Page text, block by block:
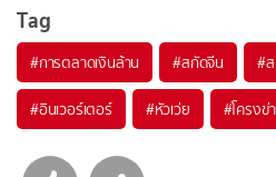
Tag
#การตลาดเงินล้าน #สกัดจีน #
#อินเวอร์เตอร์ #หัวเว่ย #โครงข่